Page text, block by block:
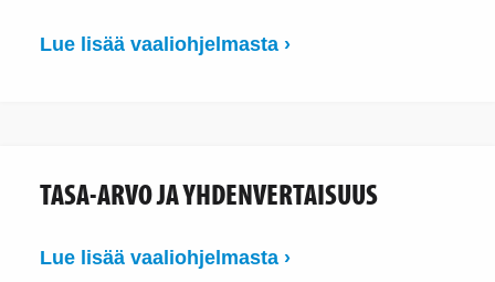
Lue lisää vaaliohjelmasta ›
TASA-ARVO JA YHDENVERTAISUUS
Lue lisää vaaliohjelmasta ›